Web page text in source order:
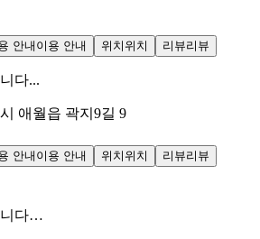
안내이용 안내 위치 위치 리뷰리뷰
다...
애월읍 곽지9길 9
안내이용 안내 위치 위치 리뷰리뷰
니다…